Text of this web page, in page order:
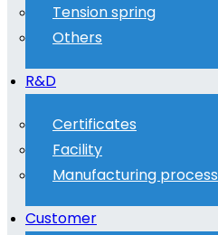
Tension spring
Others
R&D
Certificates
Facility
Manufacturing process
Customer